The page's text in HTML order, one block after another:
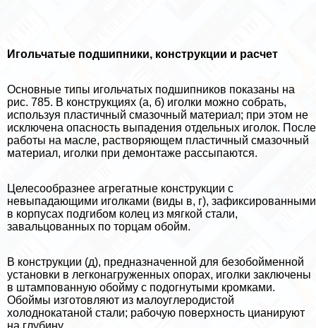
Игольчатые подшипники, конструкции и расчет
Основные типы игольчатых подшипников показаны на
рис. 785. В конструкциях (а, б) иголки можно собрать,
используя пластичный смaзoчный материал; при этом не
исключена опасность выпадения отдельных иголок. После
работы на масле, растворяющем пластичный смaзoчный
материал, иголки при демонтаже рассыпаются.
Целесообразнее агрегатные конструкции с
невыпадающими иголками (виды в, г), зафиксированными
в корпусах подгибом колец из мягкой стали,
завальцованных по торцам обойм.
В конструкции (д), предназначенной для безобойменной
установки в легконагруженных опорах, иголки заключены
в штампованную обойму с подогнутыми кромками.
Обоймы изготовляют из малоуглеродистой
холоднокатаной стали; рабочую поверхность цианируют
на глубину